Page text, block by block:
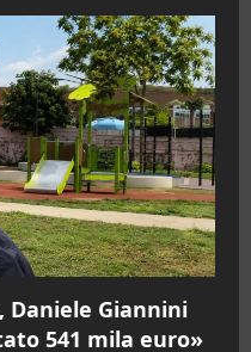
Daniele Giannini
541 mila euro»